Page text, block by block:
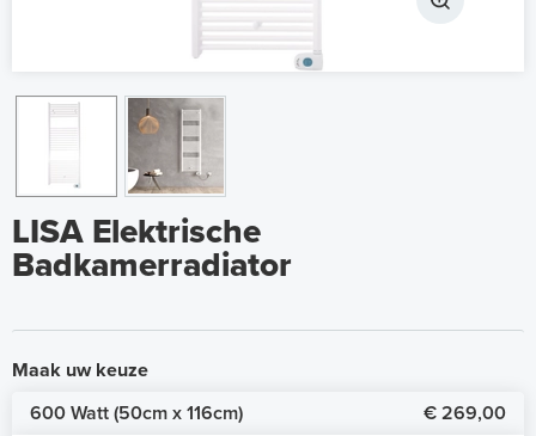
LISA Elektrische
Badkamerradiator
Maak uw keuze
600 Watt (50cm x 116cm)
€ 269,00